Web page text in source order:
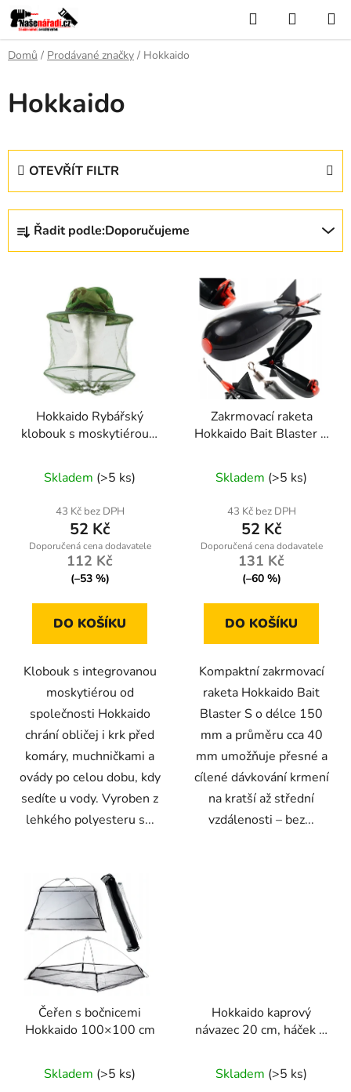
Přejít
na
obsah
Hledat
KOŠÍK
Domů / Prodávané značky / Hokkaido
Hokkaido
OTEVŘÍT FILTR
Ř
z
Řadit podle:Doporučujeme
Hokkaido Rybářský
klobouk s moskytiérou –
komárům a hmyzu
Skladem (>5 ks)
43 Kč bez DPH
52 Kč
112 Kč
(–53 %)
DO KOŠÍKU
Klobouk s integrovanou
moskytiérou od
společnosti Hokkaido
chrání obličej i krk před
komáry, muchničkami a
ovády po celou dobu, kdy
sedíte u vody. Vyroben z
lehkého polyesteru s...
Zakrmovací raketa
Hokkaido Bait Blaster S
hodnocení
produktu
je
5,0
z
hvězdiček.
Skladem (>5 ks)
43 Kč bez DPH
52 Kč
131 Kč
(–60 %)
DO KOŠÍKU
Kompaktní zakrmovací
raketa Hokkaido Bait
Blaster S o délce 150
mm a průměru cca 40
mm umožňuje přesné a
cílené dávkování krmení
na kratší až střední
vzdálenosti – bez...
Čeřen s bočnicemi
Hokkaido 100×100 cm
hodnocení
Skladem (>5 ks)
Hokkaido kaprový
návazec 20 cm, háček č.
Skladem (>5 ks)